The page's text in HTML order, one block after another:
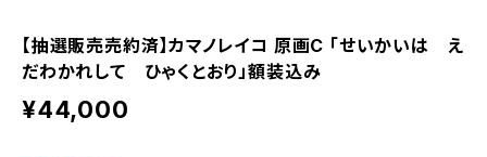
【抽選販売売約済】カマノレイコ 原画C 「せいかいは え
だわかれして ひゃくとおり」額装込み
¥44,000